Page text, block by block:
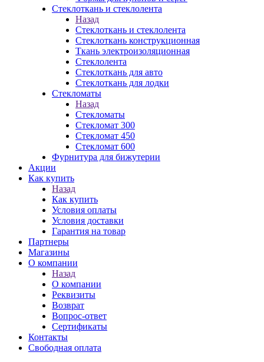
Стеклоткань и стеклолента
Назад
Стеклоткань и стеклолента
Стеклоткань конструкционная
Ткань электроизоляционная
Стеклолента
Стеклоткань для авто
Стеклоткань для лодки
Стекломаты
Назад
Стекломаты
Стекломат 300
Стекломат 450
Стекломат 600
Фурнитура для бижутерии
Акции
Как купить
Назад
Как купить
Условия оплаты
Условия доставки
Гарантия на товар
Партнеры
Магазины
О компании
Назад
О компании
Реквизиты
Возврат
Вопрос-ответ
Сертификаты
Контакты
Свободная оплата